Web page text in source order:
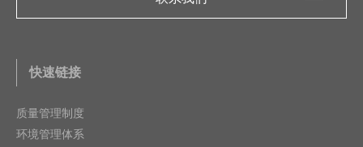
快速链接
质量管理制度
环境管理体系